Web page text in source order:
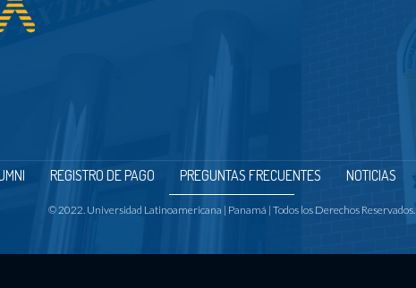
REGISTRO DE PAGO PREGUNTAS FRECUENTES NOTICIAS
© 2022. Universidad Latinoamericana | Panamá | Todos los Derechos Reservados.